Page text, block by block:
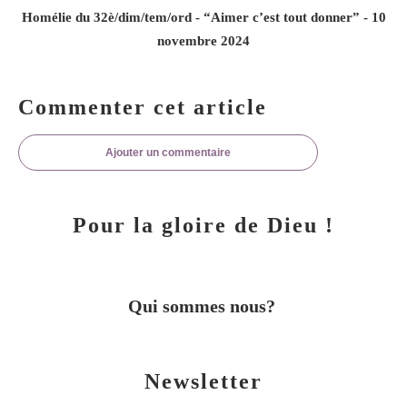
Homélie du 32è/dim/tem/ord - “Aimer c’est tout donner” - 10
novembre 2024
Commenter cet article
Ajouter un commentaire
Newsletter
Pour la gloire de Dieu !
Qui sommes nous?